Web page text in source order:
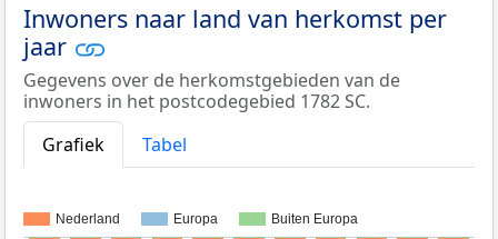
Inwoners naar land van herkomst per
jaar
Gegevens over de herkomstgebieden van de
inwoners in het postcodegebied 1782 SC.
Grafiek
Tabel
Nederland Europa Buiten Europa